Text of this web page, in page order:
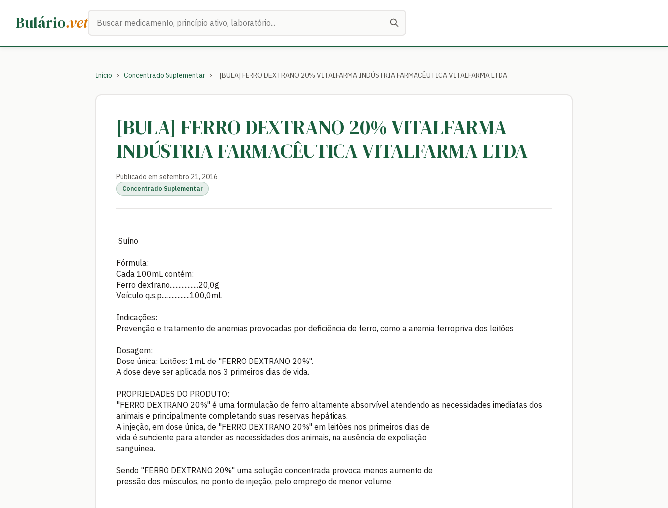
Bulário.vetBuscar medicamentos
Início › Concentrado Suplementar › [BULA] FERRO DEXTRANO 20% VITALFARMA INDÚSTRIA FARMACÊUTICA VITALFARMA LTDA
[BULA] FERRO DEXTRANO 20% VITALFARMA
INDÚSTRIA FARMACÊUTICA VITALFARMA LTDA
Publicado em setembro 21, 2016
Concentrado Suplementar
Suíno
Fórmula:
Cada 100mL contém:
Ferro dextrano...................20,0g
Veículo q.s.p...................100,0mL
Indicações:
Prevenção e tratamento de anemias provocadas por deficiência de ferro, como a anemia ferropriva dos leitões
Dosagem:
Dose única: Leitões: 1mL de "FERRO DEXTRANO 20%".
A dose deve ser aplicada nos 3 primeiros dias de vida.
PROPRIEDADES DO PRODUTO:
"FERRO DEXTRANO 20%" é uma formulação de ferro altamente absorvível atendendo as necessidades imediatas dos
animais e principalmente completando suas reservas hepáticas.
A injeção, em dose única, de "FERRO DEXTRANO 20%" em leitões nos primeiros dias de
vida é suficiente para atender as necessidades dos animais, na ausência de expoliação
sanguínea.
Sendo "FERRO DEXTRANO 20%" uma solução concentrada provoca menos aumento de
pressão dos músculos, no ponto de injeção, pelo emprego de menor volume